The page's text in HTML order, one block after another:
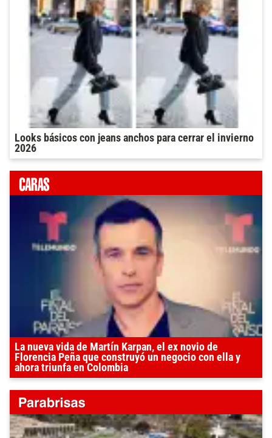
Looks básicos con jeans anchos para cerrar el invierno
2026
La nueva vida de Martín Karpan, el ex novio de
Florencia Peña que construyó un negocio con ella y
ahora triunfa en Colombia